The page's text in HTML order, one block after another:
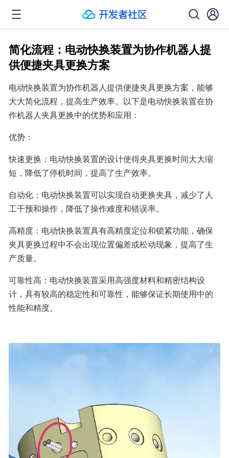
简化流程：电动快换装置为协作机器人提
供便捷夹具更换方案
电动快换装置为协作机器人提供便捷夹具更换方案，能够
大大简化流程，提高生产效率。以下是电动快换装置在协
作机器人夹具更换中的优势和应用：
优势：
快速更换：电动快换装置的设计使得夹具更换时间大大缩
短，降低了停机时间，提高了生产效率。
自动化：电动快换装置可以实现自动更换夹具，减少了人
工干预和操作，降低了操作难度和错误率。
高精度：电动快换装置具有高精度定位和锁紧功能，确保
夹具更换过程中不会出现位置偏差或松动现象，提高了生
产质量。
可靠性高：电动快换装置采用高强度材料和精密结构设
计，具有较高的稳定性和可靠性，能够保证长期使用中的
性能和精度。